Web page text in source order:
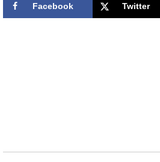
Facebook Twitter